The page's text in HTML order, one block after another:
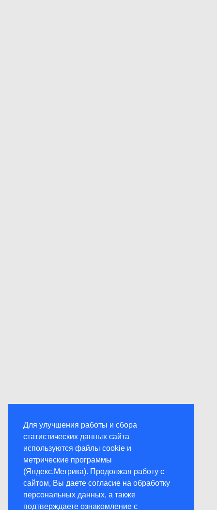
Для улучшения работы и сбора
статистических данных сайта
используются файлы cookie и
метрические программы
(Яндекс.Метрика). Продолжая работу с
сайтом, Вы даете согласие на обработку
персональных данных, а также
подтверждаете ознакомление с